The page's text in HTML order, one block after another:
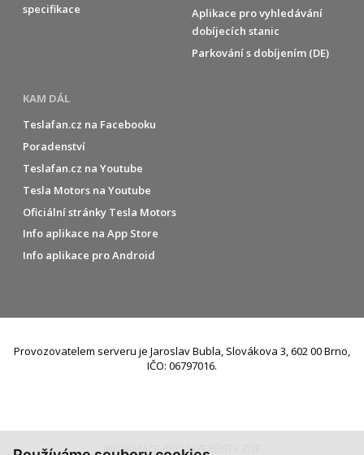
specifikace
Aplikace pro vyhledávání
dobíjecích stanic
Parkování s dobíjením (DE)
KAM DÁL
Teslafan.cz na Facebooku
Poradenství
Teslafan.cz na Youtube
Tesla Motors na Youtube
Oficiální stránky Tesla Motors
Info aplikace na App Store
Info aplikace pro Android
Provozovatelem serveru je Jaroslav Bubla, Slovákova 3, 602 00 Brno,
IČO: 06797016.
INFORMACE PRO INZERENTY ZDE